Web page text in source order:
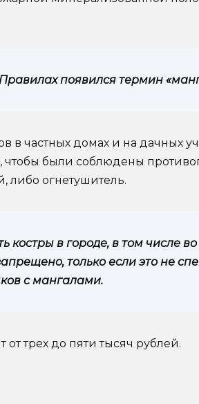
появился термин
в частных домах и на дачных
чтобы были соблюдены
либо огнетушитель.
костры в городе, в том числе
только если это не
с мангалами.
трех до пяти тысяч рублей.